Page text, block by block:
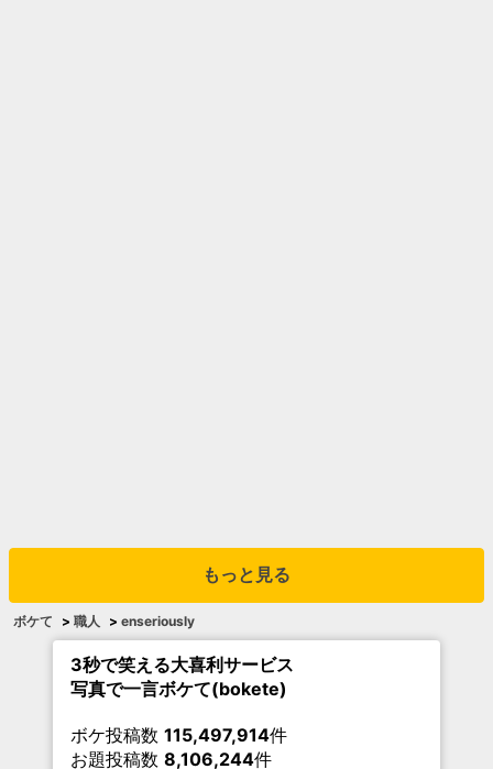
もっと見る
ボケて > 職人 > enseriously
3秒で笑える大喜利サービス
写真で一言ボケて(bokete)
ボケ投稿数 115,497,914件
お題投稿数 8,106,244件